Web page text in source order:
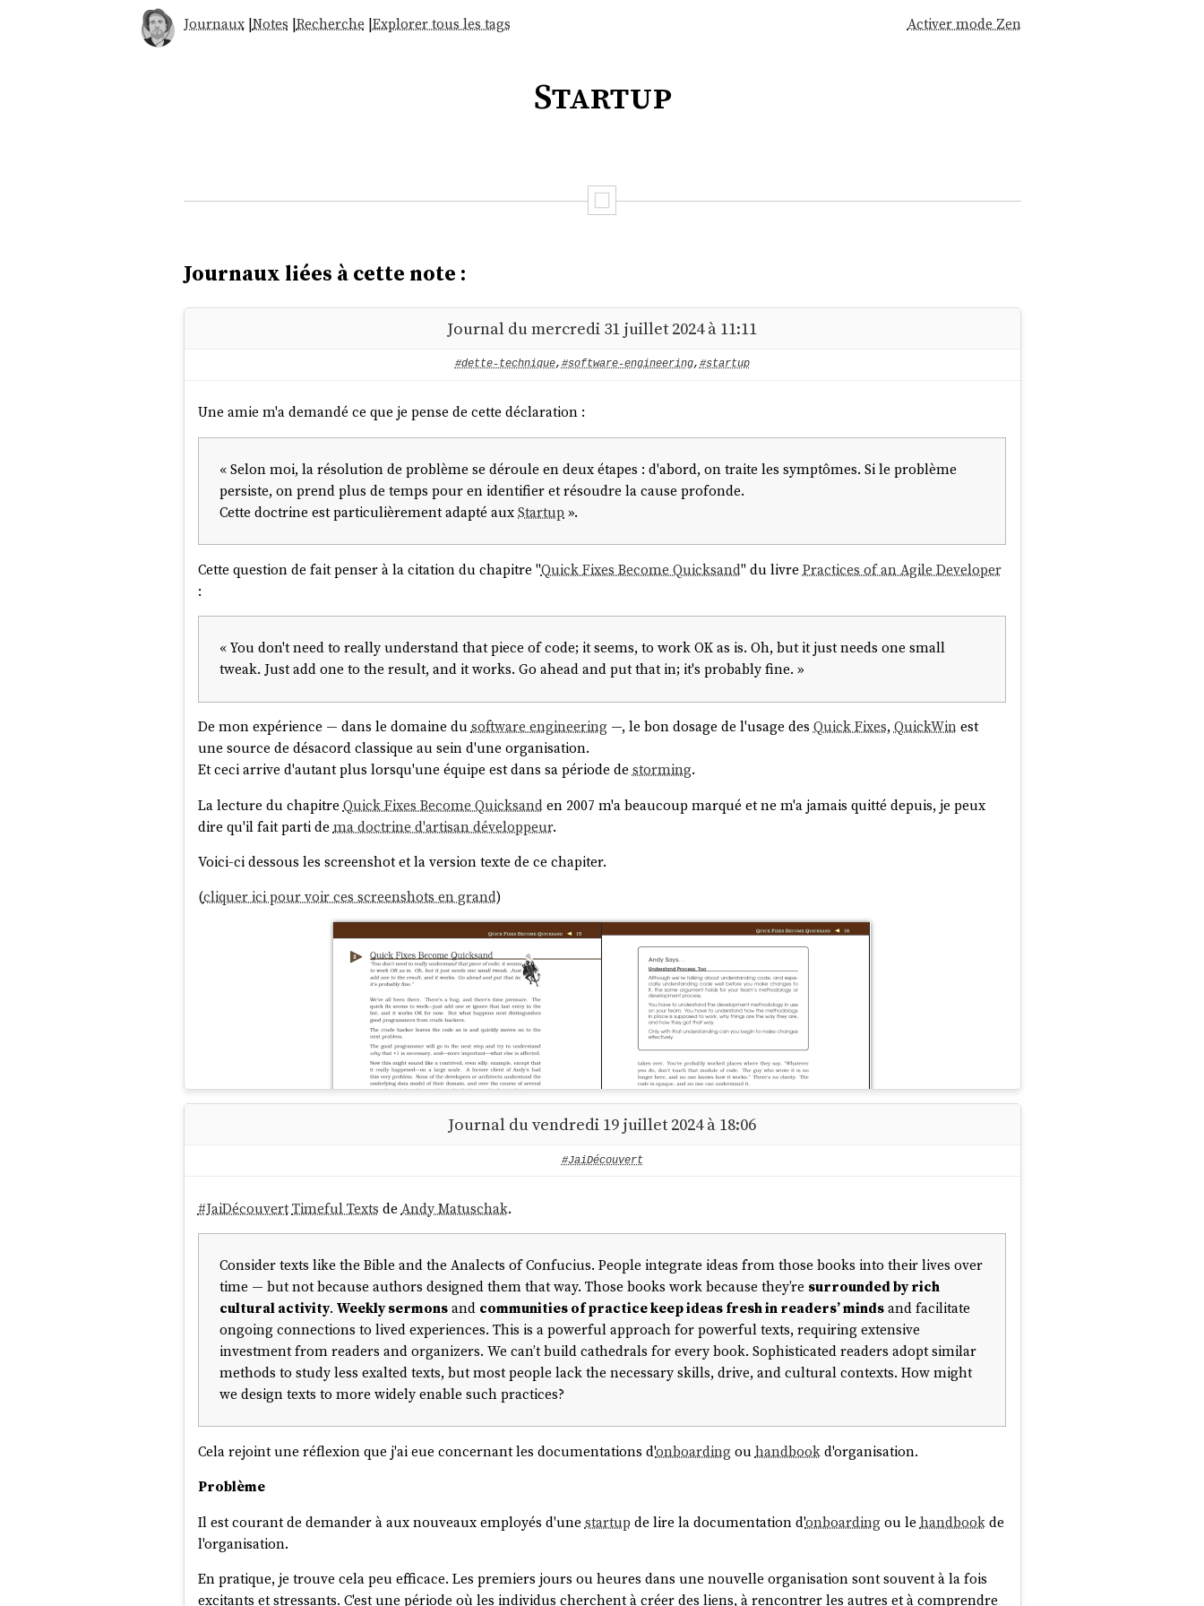
Journaux|Notes |Recherche |Explorer tous les tags Activer mode Zen
Startup
Journaux liées à cette note :
Journal du mercredi 31 juillet 2024 à 11:11
#dette-technique,#software-engineering, #startup
Une amie m'a demandé ce que je pense de cette déclaration :
« Selon moi, la résolution de problème se déroule en deux étapes : d'abord, on traite les symptômes. Si le problème
persiste, on prend plus de temps pour en identifier et résoudre la cause profonde.
Cette doctrine est particulièrement adapté auxStartup ».
Cette question de fait penser à la citation du chapitre "Quick Fixes Become Quicksand" du livre Practices of an Agile Developer
:
« You don't need to really understand that piece of code; it seems, to work OK as is. Oh, but it just needs one small
tweak. Just add one to the result, and it works. Go ahead and put that in; it's probably fine. »
De mon expérience — dans le domaine du software engineering—, le bon dosage de l'usage des Quick Fixes, QuickWinest
une source de désacord classique au sein d'une organisation.
Et ceci arrive d'autant plus lorsqu'une équipe est dans sa période de storming.
La lecture du chapitre Quick Fixes Become Quicksanden 2007 m'a beaucoup marqué et ne m'a jamais quitté depuis, je peux
dire qu'il fait parti de ma doctrine d'artisan développeur.
Voici-ci dessous les screenshot et la version texte de ce chapiter.
(cliquer ici pour voir ces screenshots en grand)
Voici la version texte de ce chapitre.
Journal du vendredi 19 juillet 2024 à 18:06
#JaiDécouvert
#JaiDécouvertTimeful Texts de Andy Matuschak.
Consider texts like the Bible and the Analects of Confucius. People integrate ideas from those books into their lives over
time — but not because authors designed them that way. Those books work because they’re surrounded by rich
cultural activity.Weekly sermonsand communities of practice keep ideas fresh in readers’ mindsand facilitate
ongoing connections to lived experiences. This is a powerful approach for powerful texts, requiring extensive
investment from readers and organizers. We can’t build cathedrals for every book. Sophisticated readers adopt similar
methods to study less exalted texts, but most people lack the necessary skills, drive, and cultural contexts. How might
we design texts to more widely enable such practices?
Cela rejoint une réflexion que j'ai eue concernant les documentations d'onboardingou handbookd'organisation.
Problème
Il est courant de demander à aux nouveaux employés d'une startup de lire la documentation d'onboardingou le handbookde
l'organisation.
En pratique, je trouve cela peu efficace. Les premiers jours ou heures dans une nouvelle organisation sont souvent à la fois
excitants et stressants. C'est une période où les individus cherchent à créer des liens, à rencontrer les autres et à comprendre